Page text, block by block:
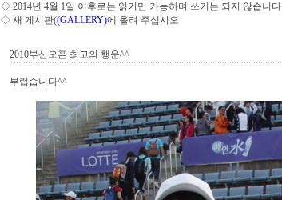
◇ 2014년 4월 1일 이후로는 읽기만 가능하며 쓰기는 되지 않습니다
◇ 새 게시판((GALLERY)에 올려 주십시오
2010부산오픈 최고의 행운^^
부럽습니다^^